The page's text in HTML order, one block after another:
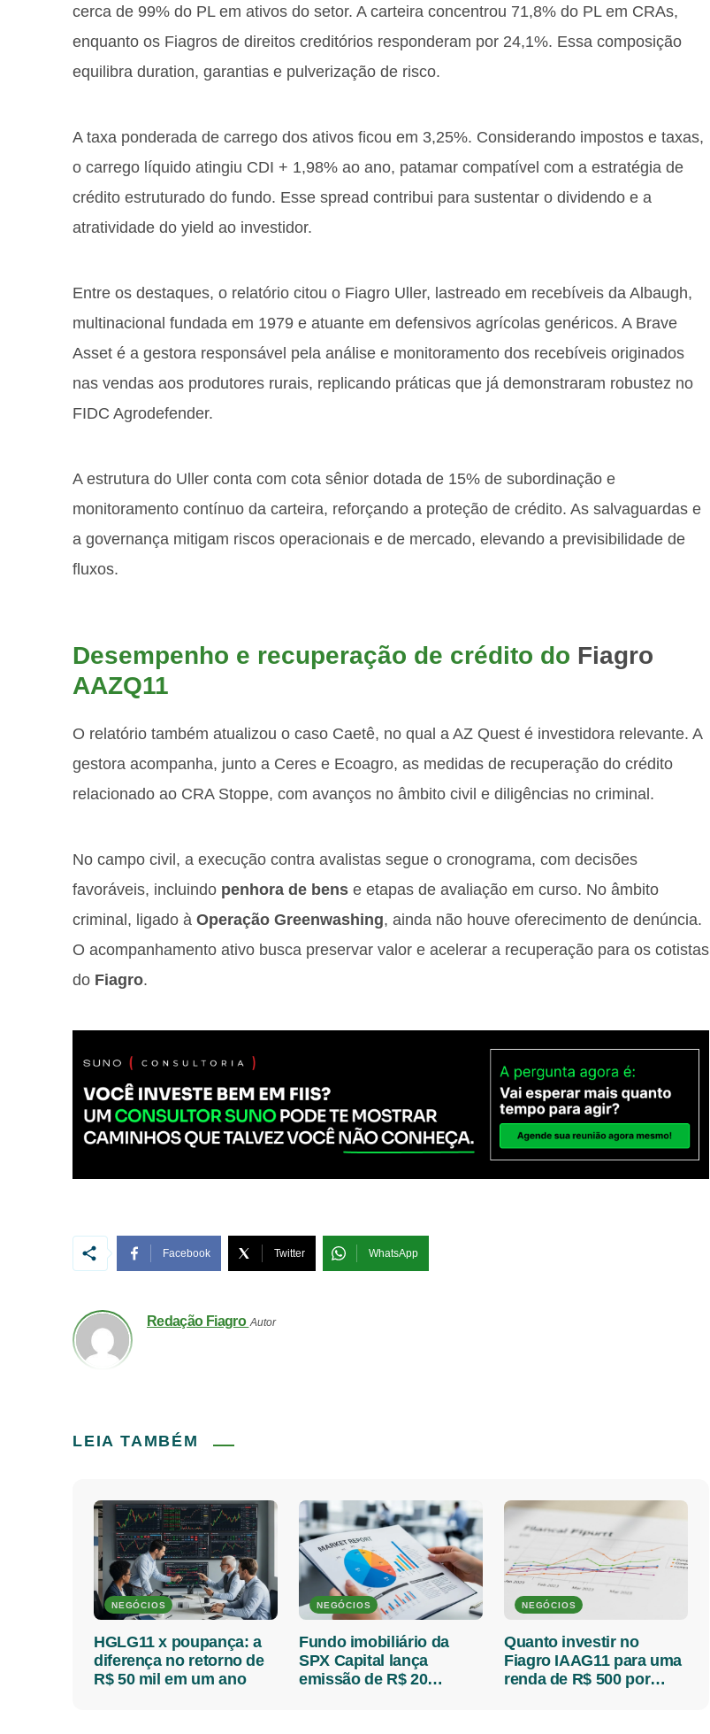
cerca de 99% do PL em ativos do setor. A carteira concentrou 71,8% do PL em CRAs,
enquanto os Fiagros de direitos creditórios responderam por 24,1%. Essa composição
equilibra duration, garantias e pulverização de risco.
A taxa ponderada de carrego dos ativos ficou em 3,25%. Considerando impostos e taxas,
o carrego líquido atingiu CDI + 1,98% ao ano, patamar compatível com a estratégia de
crédito estruturado do fundo. Esse spread contribui para sustentar o dividendo e a
atratividade do yield ao investidor.
Entre os destaques, o relatório citou o Fiagro Uller, lastreado em recebíveis da Albaugh,
multinacional fundada em 1979 e atuante em defensivos agrícolas genéricos. A Brave
Asset é a gestora responsável pela análise e monitoramento dos recebíveis originados
nas vendas aos produtores rurais, replicando práticas que já demonstraram robustez no
FIDC Agrodefender.
A estrutura do Uller conta com cota sênior dotada de 15% de subordinação e
monitoramento contínuo da carteira, reforçando a proteção de crédito. As salvaguardas e
a governança mitigam riscos operacionais e de mercado, elevando a previsibilidade de
fluxos.
Desempenho e recuperação de crédito do Fiagro
AAZQ11
O relatório também atualizou o caso Caetê, no qual a AZ Quest é investidora relevante. A
gestora acompanha, junto a Ceres e Ecoagro, as medidas de recuperação do crédito
relacionado ao CRA Stoppe, com avanços no âmbito civil e diligências no criminal.
No campo civil, a execução contra avalistas segue o cronograma, com decisões
favoráveis, incluindo penhora de bens e etapas de avaliação em curso. No âmbito
criminal, ligado à Operação Greenwashing, ainda não houve oferecimento de denúncia.
O acompanhamento ativo busca preservar valor e acelerar a recuperação para os cotistas
do Fiagro.
Facebook Twitter WhatsApp
Redação Fiagro Autor
LEIA TAMBÉM
NEGÓCIOS
HGLG11 x poupança: a
diferença no retorno de
R$ 50 mil em um ano
NEGÓCIOS
Fundo imobiliário da
SPX Capital lança
emissão de R$ 20
NEGÓCIOS
Quanto investir no
Fiagro IAAG11 para uma
renda de R$ 500 por